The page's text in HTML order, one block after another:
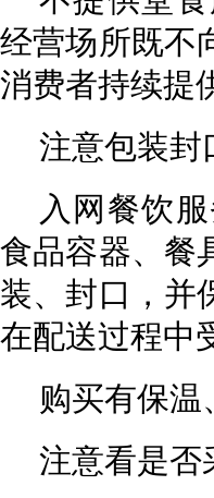
经营场所既不
消费者持续提
注意包装封
入网餐饮
食品容器、餐
装、封口，并
在配送过程中
购买有保
注意看是否